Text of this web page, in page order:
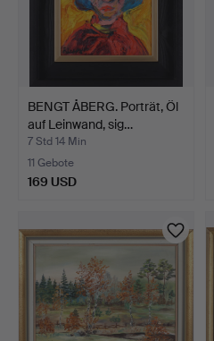
BENGT ÅBERG. Porträt, Öl
auf Leinwand, sig…
7 Std 14 Min
11 Gebote
169 USD